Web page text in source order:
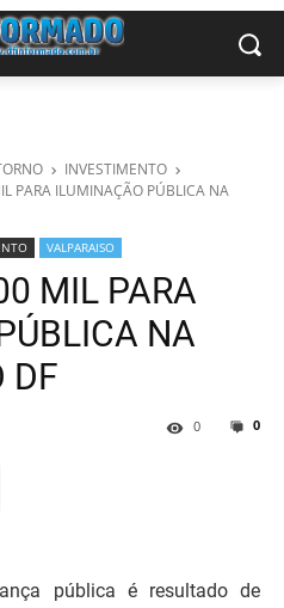
INVESTIMENTO
PARA ILUMINAÇÃO PÚBLICA NA
VALPARAISO
MIL PARA
NA
DF
0
0
pública é resultado de